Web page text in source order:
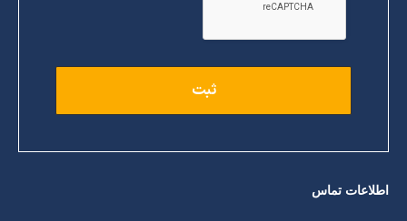
اطلاعات تماس